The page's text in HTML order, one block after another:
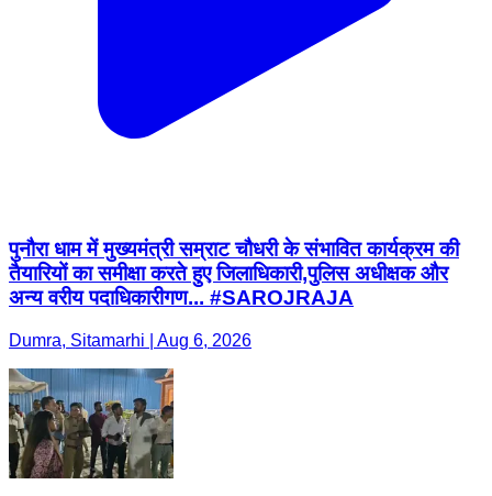
पुनौरा धाम में मुख्यमंत्री सम्राट चौधरी के संभावित कार्यक्रम की
तैयारियों का समीक्षा करते हुए जिलाधिकारी,पुलिस अधीक्षक और
अन्य वरीय पदाधिकारीगण... #SAROJRAJA
Dumra, Sitamarhi | Aug 6, 2026